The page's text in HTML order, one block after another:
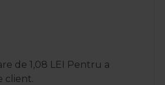
de 1,08 LEI Pentru a
client.